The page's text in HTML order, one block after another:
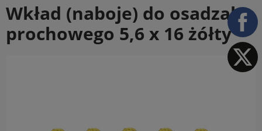
Wkład (naboje) do osadzaka
prochowego 5,6 x 16 żółty